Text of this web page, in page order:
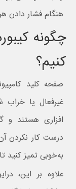
هنگام فشار
چگونه
کنیم؟
صفحه کلید
غیرفعال یا
افزاری هستند
درست کار نکردن
به‌خوبی تمیز کنید
علاوه بر این،